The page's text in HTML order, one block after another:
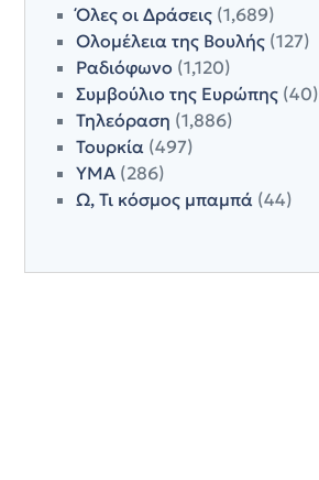
Όλες οι Δράσεις(1,689)
Ολομέλεια της Βουλής(127)
Ραδιόφωνο (1,120)
Συμβούλιο της Ευρώπης(40)
Τηλεόραση (1,886)
Τουρκία(497)
ΥΜΑ(286)
Ω, Τι κόσμος μπαμπά(44)